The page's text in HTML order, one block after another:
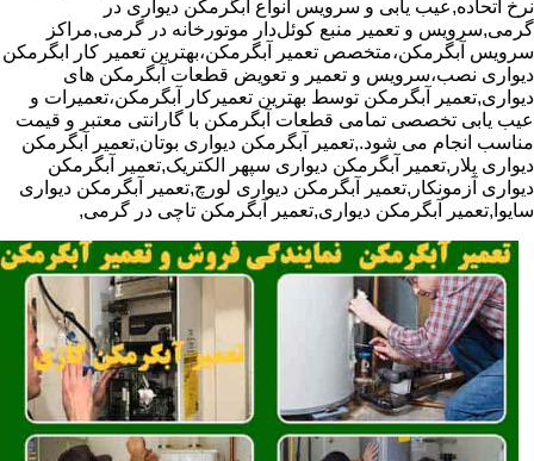
نرخ اتحاده,عیب یابی و سرویس انواع آبگرمکن دیواری در
گرمی,سرویس و تعمیر منبع کوئل‌دار موتورخانه در گرمی,مراکز
سرویس آبگرمکن،متخصص تعمیر آبگرمکن،بهترین تعمیر کار ابگرمکن
دیواری نصب،سرویس و تعمیر و تعویض قطعات آبگرمکن های
دیواری,تعمیر آبگرمکن توسط بهترین تعمیرکار آبگرمکن،تعمیرات و
عیب یابی تخصصی تمامی قطعات آبگرمکن با گارانتی معتبر و قیمت
مناسب انجام می شود.,تعمیر آبگرمکن دیواری بوتان,تعمیر آبگرمکن
دیواری پلار,تعمیر آبگرمکن دیواری سپهر الکتریک,تعمیر آبگرمکن
دیواری آزمونکار,تعمیر آبگرمکن دیواری لورچ,تعمیر آبگرمکن دیواری
سایوا,تعمیر آبگرمکن دیواری,تعمیر آبگرمکن تاچی در گرمی,